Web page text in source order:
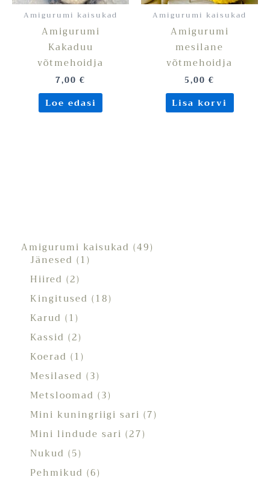
Amigurumi kaisukad 49
Jänesed
1
Hiired 2
Kingitused
18
Karud
1
Kassid 2
Koerad
1
Mesilased
3
Metsloomad
3
Mini kuningriigi sari 7
Mini lindude sari 27
Nukud
5
Pehmikud 6
Amigurumi kaisukad
Amigurumi
Kakaduu
võtmehoidja
7,00 €
Loe edasi
Amigurumi kaisukad
Amigurumi
mesilane
võtmehoidja
5,00 €
Lisa korvi